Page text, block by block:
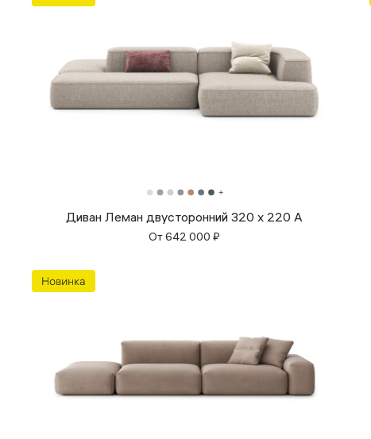
Диван Леман двусторонний 320 х 220 А
От642 000₽